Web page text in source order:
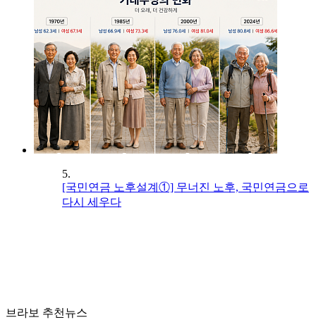
5.
[국민연금 노후설계①] 무너진 노후, 국민연금으로
다시 세우다
브라보 추천뉴스